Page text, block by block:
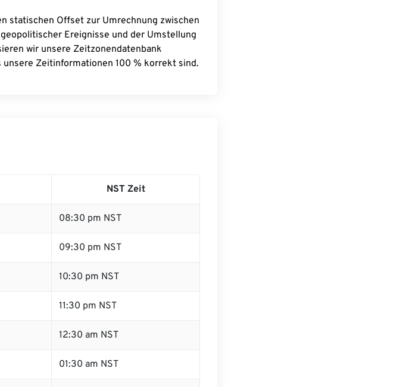
statischen Offset zur Umrechnung zwischen
Ereignisse und der Umstellung
wir unsere Zeitzonendatenbank
Zeitinformationen 100 % korrekt sind.
NST Zeit
08:30 pm NST
09:30 pm NST
10:30 pm NST
11:30 pm NST
12:30 am NST
01:30 am NST